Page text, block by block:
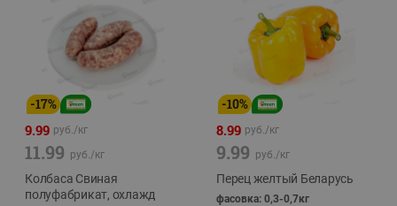
-17%
9.99 руб./кг
11.99 руб./кг
Колбаса Свиная
полуфабрикат, охлажд
-10%
8.99 руб./кг
9.99 руб./кг
Перец желтый Беларусь
фасовка: 0,3-0,7кг